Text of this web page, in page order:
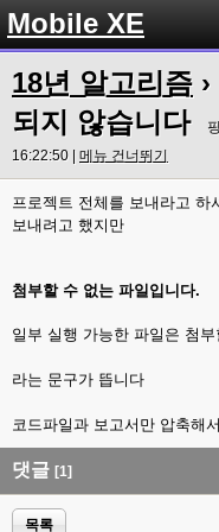
Mobile XE
18년 알고리즘
되지 않습니다
16:22:50 | 메뉴 건너뛰기
프로젝트 전체를 보내라고 하
보내려고 했지만
첨부할 수 없는 파일입니다.
일부 실행 가능한 파일은 첨
라는 문구가 뜹니다
코드파일과 보고서만 압축해
댓글 [1]
목록